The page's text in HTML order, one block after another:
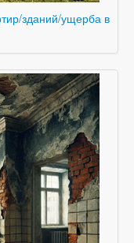
зданий/ущерба в